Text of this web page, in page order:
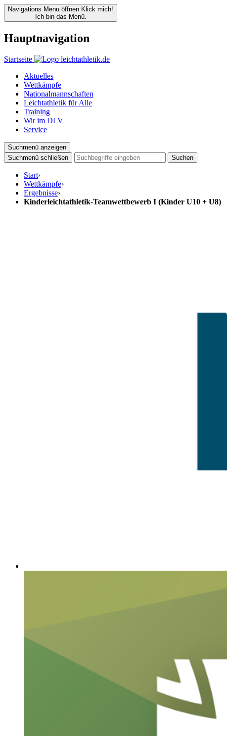
Navigations Menu öffnen Klick mich!
Ich bin das Menü.
Hauptnavigation
Startseite
Aktuelles
Wettkämpfe
Nationalmannschaften
Leichtathletik für Alle
Training
Wir im DLV
Service
Suchmenü anzeigen
Suchmenü schließen
Suchen
Start›
Wettkämpfe›
Ergebnisse›
Kinderleichtathletik-Teamwettbewerb I (Kinder U10 + U8)